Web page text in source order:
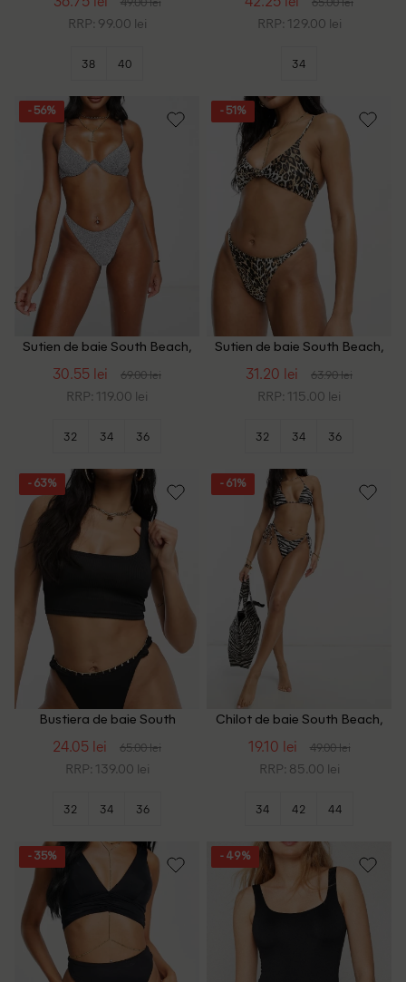
RRP: 99.00 lei
38 40
RRP: 129.00 lei
34
- 56%
Sutien de baie South Beach,
30.55 lei 69.00 lei
RRP: 119.00 lei
32 34 36
- 51%
Sutien de baie South Beach,
31.20 lei 63.90 lei
RRP: 115.00 lei
32 34 36
- 63%
Bustiera de baie South
24.05 lei 65.00 lei
RRP: 139.00 lei
32 34 36
- 61%
Chilot de baie South Beach,
19.10 lei 49.00 lei
RRP: 85.00 lei
34 42 44
- 35% - 49%